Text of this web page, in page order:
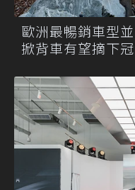
歐洲最暢銷車型
掀背車有望摘下